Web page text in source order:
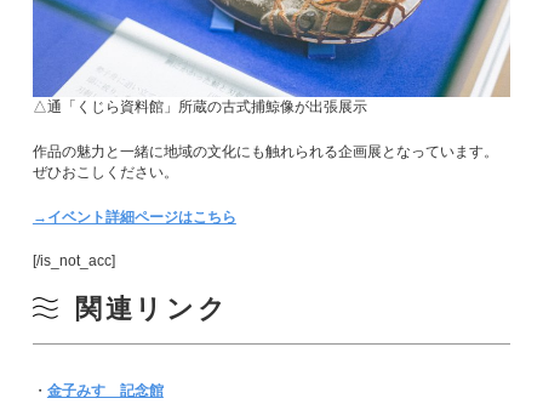
△通「くじら資料館」所蔵の古式捕鯨像が出張展示
作品の魅力と一緒に地域の文化にも触れられる企画展となっています。
ぜひおこしください。
→イベント詳細ページはこちら
[/is_not_acc]
関連リンク
・ 金子みすゞ記念館